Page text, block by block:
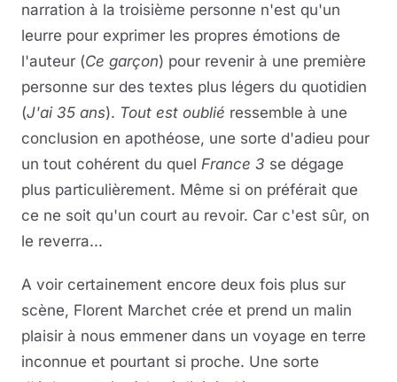
narration à la troisième personne n'est qu'un
leurre pour exprimer les propres émotions de
l'auteur (Ce garçon) pour revenir à une première
personne sur des textes plus légers du quotidien
(J'ai 35 ans). Tout est oublié ressemble à une
conclusion en apothéose, une sorte d'adieu pour
un tout cohérent du quel France 3 se dégage
plus particulièrement. Même si on préférait que
ce ne soit qu'un court au revoir. Car c'est sûr, on
le reverra...
A voir certainement encore deux fois plus sur
scène, Florent Marchet crée et prend un malin
plaisir à nous emmener dans un voyage en terre
inconnue et pourtant si proche. Une sorte